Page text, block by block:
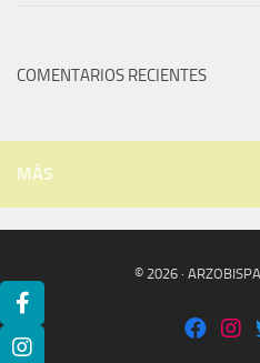
COMENTARIOS RECIENTES
MÁS
© 2026 ·